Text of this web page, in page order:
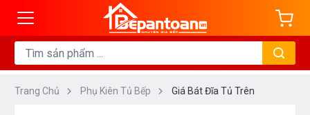
Trang Chủ Phụ Kiên Tủ Bếp Giá Bát Đĩa Tủ Trên